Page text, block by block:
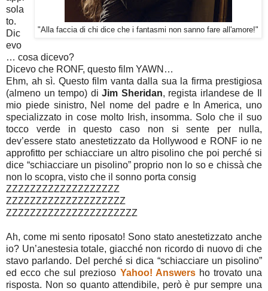
"Alla faccia di chi dice che i fantasmi non sanno fare all'amore!"
sola
to.
Dic
evo
… cosa dicevo?
Dicevo che RONF, questo film YAWN…
Ehm, ah sì. Questo film vanta dalla sua la firma prestigiosa
(almeno un tempo) diJim Sheridan, regista irlandese de Il
mio piede sinistro, Nel nome del padre e In America, uno
specializzato in cose molto Irish, insomma. Solo che il suo
tocco verde in questo caso non si sente per nulla,
dev’essere stato anestetizzato da Hollywood e RONF io ne
approfitto per schiacciare un altro pisolino che poi perché si
dice “schiacciare un pisolino” proprio non lo so e chissà che
non lo scopra, visto che il sonno porta consig
ZZZZZZZZZZZZZZZZZZZ
ZZZZZZZZZZZZZZZZZZZZ
ZZZZZZZZZZZZZZZZZZZZZZ
Ah, come mi sento riposato! Sono stato anestetizzato anche
io? Un’anestesia totale, giacché non ricordo di nuovo di che
stavo parlando. Del perché si dica “schiacciare un pisolino”
ed ecco che sul prezioso Yahoo! Answersho trovato una
risposta. Non so quanto attendibile, però è pur sempre una